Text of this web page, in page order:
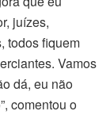
juízes,
todos fiquem
Vamos
dá, eu não
comentou o